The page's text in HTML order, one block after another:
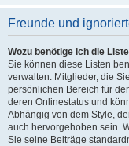
Freunde und
Wozu benötige ich die
Sie können diese Listen
verwalten. Mitglieder, die
persönlichen Bereich für
deren Onlinestatus und
Abhängig von dem Style,
auch hervorgehoben sein.
Sie seine Beiträge